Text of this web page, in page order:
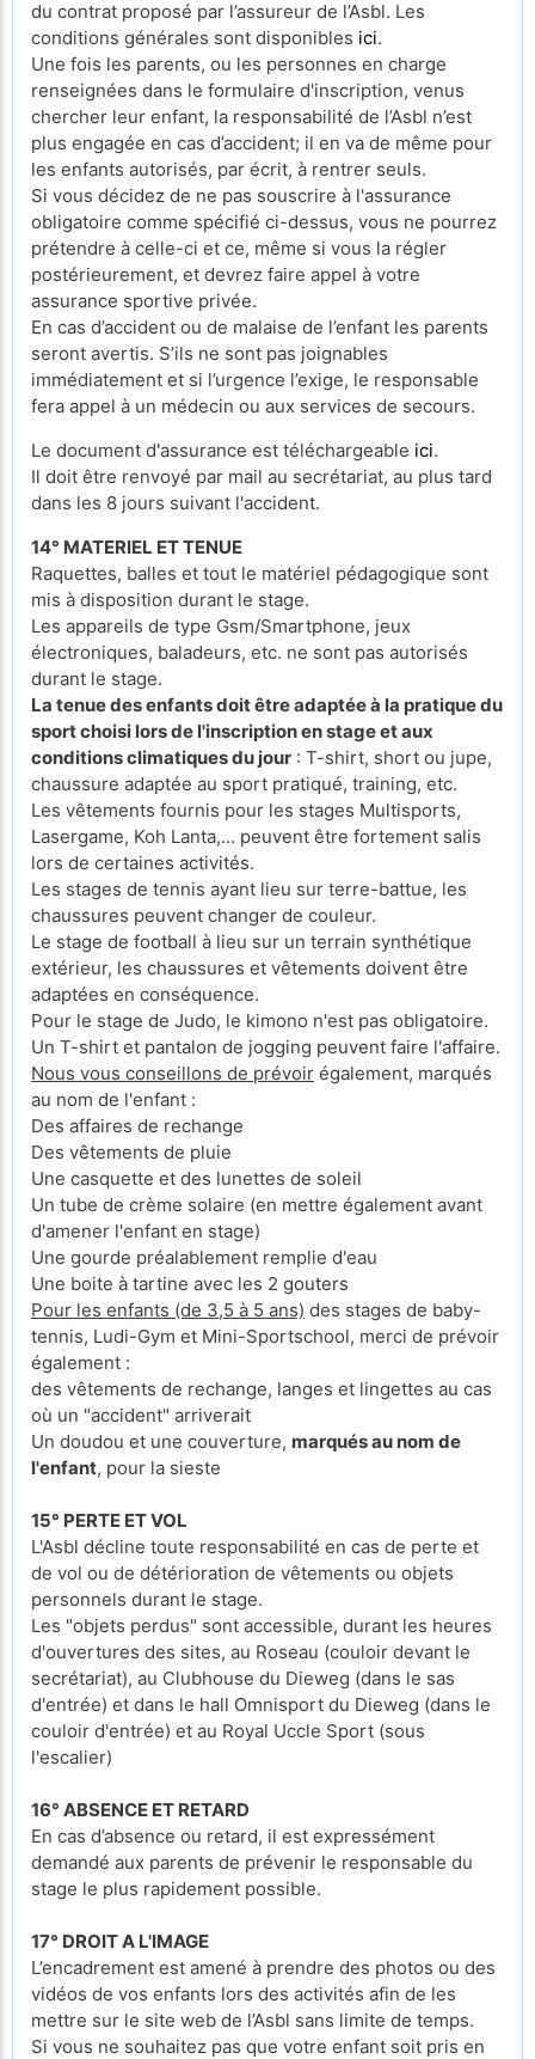
du contrat proposé par l’assureur de l’Asbl. Les
conditions générales sont disponibles ici.
Une fois les parents, ou les personnes en charge
renseignées dans le formulaire d'inscription, venus
chercher leur enfant, la responsabilité de l’Asbl n’est
plus engagée en cas d’accident; il en va de même pour
les enfants autorisés, par écrit, à rentrer seuls.
Si vous décidez de ne pas souscrire à l'assurance
obligatoire comme spécifié ci-dessus, vous ne pourrez
prétendre à celle-ci et ce, même si vous la régler
postérieurement, et devrez faire appel à votre
assurance sportive privée.
En cas d’accident ou de malaise de l’enfant les parents
seront avertis. S’ils ne sont pas joignables
immédiatement et si l’urgence l’exige, le responsable
fera appel à un médecin ou aux services de secours.
Le document d'assurance est téléchargeable ici.
Il doit être renvoyé par mail au secrétariat, au plus tard
dans les 8 jours suivant l'accident.
14° MATERIEL ET TENUE
Raquettes, balles et tout le matériel pédagogique sont
mis à disposition durant le stage.
Les appareils de type Gsm/Smartphone, jeux
électroniques, baladeurs, etc. ne sont pas autorisés
durant le stage.
La tenue des enfants doit être adaptée à la pratique du
sport choisi lors de l'inscription en stage et aux
conditions climatiques du jour : T-shirt, short ou jupe,
chaussure adaptée au sport pratiqué, training, etc.
Les vêtements fournis pour les stages Multisports,
Lasergame, Koh Lanta,... peuvent être fortement salis
lors de certaines activités.
Les stages de tennis ayant lieu sur terre-battue, les
chaussures peuvent changer de couleur.
Le stage de football à lieu sur un terrain synthétique
extérieur, les chaussures et vêtements doivent être
adaptées en conséquence.
Pour le stage de Judo, le kimono n'est pas obligatoire.
Un T-shirt et pantalon de jogging peuvent faire l'affaire.
Nous vous conseillons de prévoir également, marqués
au nom de l'enfant :
Des affaires de rechange
Des vêtements de pluie
Une casquette et des lunettes de soleil
Un tube de crème solaire (en mettre également avant
d'amener l'enfant en stage)
Une gourde préalablement remplie d'eau
Une boite à tartine avec les 2 gouters
Pour les enfants (de 3,5 à 5 ans) des stages de baby-
tennis, Ludi-Gym et Mini-Sportschool, merci de prévoir
également :
des vêtements de rechange, langes et lingettes au cas
où un "accident" arriverait
Un doudou et une couverture, marqués au nom de
l'enfant, pour la sieste
15° PERTE ET VOL
L'Asbl décline toute responsabilité en cas de perte et
de vol ou de détérioration de vêtements ou objets
personnels durant le stage.
Les "objets perdus" sont accessible, durant les heures
d'ouvertures des sites, au Roseau (couloir devant le
secrétariat), au Clubhouse du Dieweg (dans le sas
d'entrée) et dans le hall Omnisport du Dieweg (dans le
couloir d'entrée) et au Royal Uccle Sport (sous
l'escalier)
16° ABSENCE ET RETARD
En cas d’absence ou retard, il est expressément
demandé aux parents de prévenir le responsable du
stage le plus rapidement possible.
17° DROIT A L'IMAGE
L’encadrement est amené à prendre des photos ou des
vidéos de vos enfants lors des activités afin de les
mettre sur le site web de l’Asbl sans limite de temps.
Si vous ne souhaitez pas que votre enfant soit pris en